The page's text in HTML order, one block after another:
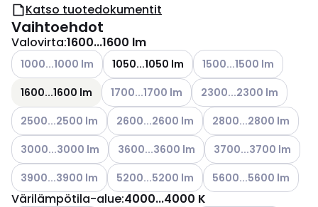
Katso tuotedokumentit
Vaihtoehdot
Valovirta:1600...1600 lm
Katso käytettävissä olevat vaihtoehdot
1000...1000 lm 1050...1050 lm Katso käytettävissä
1500...1500 lm
1600...1600 lm
Katso käytettävissä olevat vaihtoehdot
1700...1700 lm Katso käytettävissä
2300...2300 lm
Katso käytettävissä olevat vaihtoehdot
2500...2500 lm Katso käytettävissä olevat vaihtoehdot
2600...2600 lm Katso käytettävissä
2800...2800 lm
Katso käytettävissä olevat vaihtoehdot
3000...3000 lm Katso käytettävissä olevat vaihtoehdot
3600...3600 lm Katso käytettävissä
3700...3700 lm
Katso käytettävissä olevat vaihtoehdot
3900...3900 lm Katso käytettävissä olevat vaihtoehdot
5200...5200 lm Katso käytettävissä
5600...5600 lm
Värilämpötila-alue:4000...4000 K